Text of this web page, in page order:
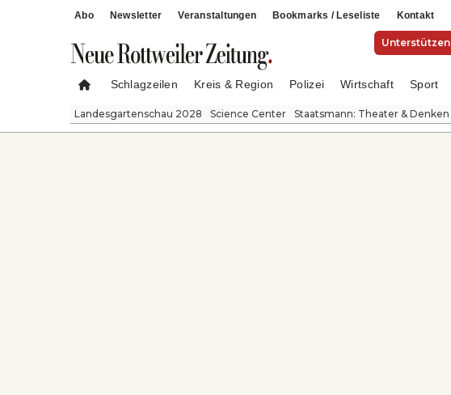
Abo Newsletter Veranstaltungen Bookmarks / Leseliste Kontakt
Unterstützen
Schlagzeilen Kreis & Region Polizei Wirtschaft Sport
Landesgartenschau 2028 Science Center Staatsmann: Theater & Denken